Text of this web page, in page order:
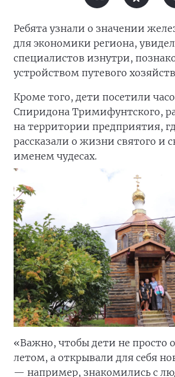
Ребята узнали о значении
для экономики региона,
специалистов изнутри,
устройством путевого
Кроме того, дети посетили
Спиридона Тримифунтского,
на территории предприятия,
рассказали о жизни святого и
именем чудесах.
«Важно, чтобы дети не просто
летом, а открывали для себя
— например, знакомились с